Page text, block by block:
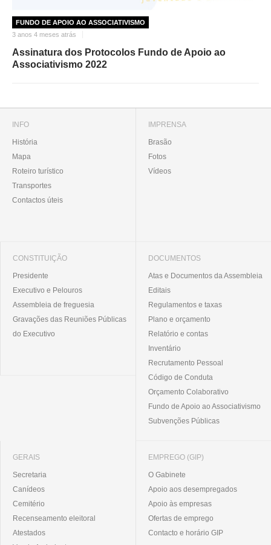
FUNDO DE APOIO AO ASSOCIATIVISMO
3 anos 4 meses atrás
Assinatura dos Protocolos Fundo de Apoio ao
Associativismo 2022
INFO
História
Mapa
Roteiro turístico
Transportes
Contactos úteis
IMPRENSA
Brasão
Fotos
Vídeos
CONSTITUIÇÃO
Presidente
Executivo e Pelouros
Assembleia de freguesia
Gravações das Reuniões Públicas
do Executivo
DOCUMENTOS
Atas e Documentos da Assembleia
Editais
Regulamentos e taxas
Plano e orçamento
Relatório e contas
Inventário
Recrutamento Pessoal
Código de Conduta
Orçamento Colaborativo
Fundo de Apoio ao Associativismo
Subvenções Públicas
GERAIS
Secretaria
Canídeos
Cemitério
Recenseamento eleitoral
Atestados
EMPREGO (GIP)
O Gabinete
Apoio aos desempregados
Apoio às empresas
Ofertas de emprego
Contacto e horário GIP